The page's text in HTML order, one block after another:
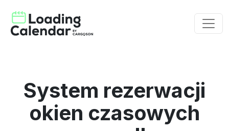
System rezerwacji
okien czasowych